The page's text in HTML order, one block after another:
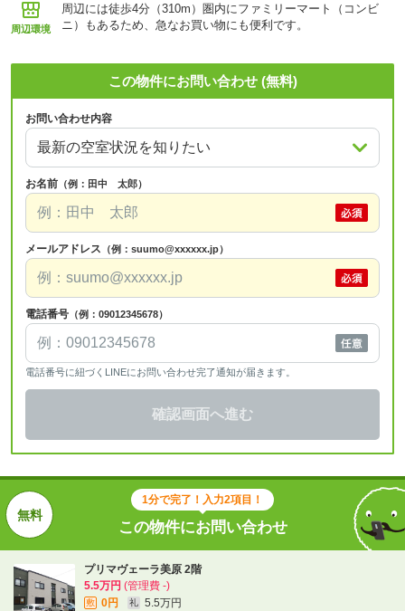
周辺環境
周辺には徒歩4分（310m）圏内にファミリーマート（コンビ
ニ）もあるため、急なお買い物にも便利です。
この物件にお問い合わせ (無料)
お問い合わせ内容
お名前 （例：田中 太郎）
メールアドレス （例：suumo@xxxxxx.jp）
電話番号 （例：09012345678）
電話番号に紐づくLINEにお問い合わせ完了通知が届きます。
確認画面へ進む
1分で完了！入力2項目！
この物件にお問い合わせ
プリマヴェーラ美原 2階
5.5万円 (管理費 -)
敷 0円 礼
5.5万円